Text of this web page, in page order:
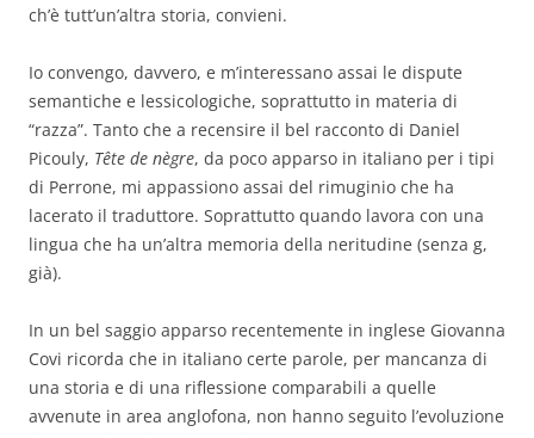
ch’è tutt’un’altra storia, convieni.
Io convengo, davvero, e m’interessano assai le dispute
semantiche e lessicologiche, soprattutto in materia di
“razza”. Tanto che a recensire il bel racconto di Daniel
Picouly, Tête de nègre, da poco apparso in italiano per i tipi
di Perrone, mi appassiono assai del rimuginio che ha
lacerato il traduttore. Soprattutto quando lavora con una
lingua che ha un’altra memoria della neritudine (senza g,
già).
In un bel saggio apparso recentemente in inglese Giovanna
Covi ricorda che in italiano certe parole, per mancanza di
una storia e di una riflessione comparabili a quelle
avvenute in area anglofona, non hanno seguito l’evoluzione